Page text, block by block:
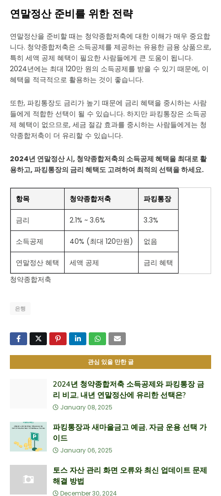
연말정산 준비를 위한 전략
연말정산을 준비할 때는 청약종합저축에 대한 이해가 매우 중요합
니다. 청약종합저축은 소득공제를 제공하는 유용한 금융 상품으로,
특히 세액 공제 혜택이 필요한 사람들에게 큰 도움이 됩니다.
2024년에는 최대 120만 원의 소득공제를 받을 수 있기 때문에, 이
혜택을 적극적으로 활용하는 것이 좋습니다.
또한, 파킹통장도 금리가 높기 때문에 금리 혜택을 중시하는 사람
들에게 적합한 선택이 될 수 있습니다. 하지만 파킹통장은 소득공
제 혜택이 없으므로, 세금 절감 효과를 중시하는 사람들에게는 청
약종합저축이 더 유리할 수 있습니다.
2024년 연말정산 시, 청약종합저축의 소득공제 혜택을 최대로 활
용하고, 파킹통장의 금리 혜택도 고려하여 최적의 선택을 하세요.
항목 청약종합저축 파킹통장
금리 2.1% ~ 3.6% 3.3%
소득공제 40% (최대 120만원) 없음
연말정산 혜택 세액 공제
금리 혜택
청약종합저축
은행
관심 있을 만한 글
2024년 청약종합저축 소득공제와 파킹통장 금
리 비교, 내년 연말정산에 유리한 선택은?
January 08, 2025
파킹통장과 새마을금고 예금, 자금 운용 선택 가
이드
January 06, 2025
토스 자산 관리 화면 오류와 최신 업데이트 문제
해결 방법
December 30, 2024